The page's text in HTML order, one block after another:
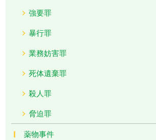
強要罪
暴行罪
業務妨害罪
死体遺棄罪
殺人罪
脅迫罪
薬物事件